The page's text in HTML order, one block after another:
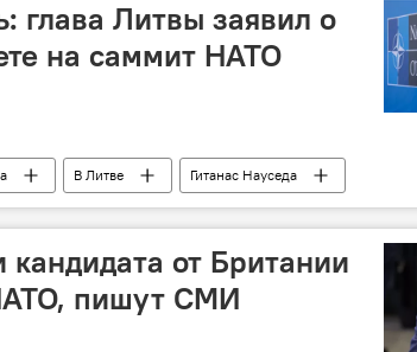
глава Литвы заявил о
на саммит НАТО
В Литве Гитанас Науседа
от Британии
пишут СМИ